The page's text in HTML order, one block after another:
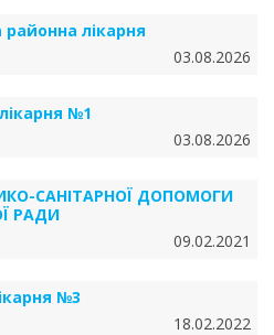
лікарня
03.08.2026
№1
03.08.2026
САНІТАРНОЇ ДОПОМОГИ
РАДИ
09.02.2021
№3
18.02.2022